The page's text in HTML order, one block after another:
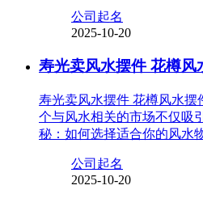
公司起名
2025-10-20
寿光卖风水摆件 花樽风
寿光卖风水摆件 花樽风水
个与风水相关的市场不仅吸
秘：如何选择适合你的风水
公司起名
2025-10-20